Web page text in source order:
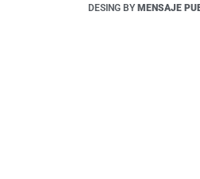
DESING BY MENSAJE